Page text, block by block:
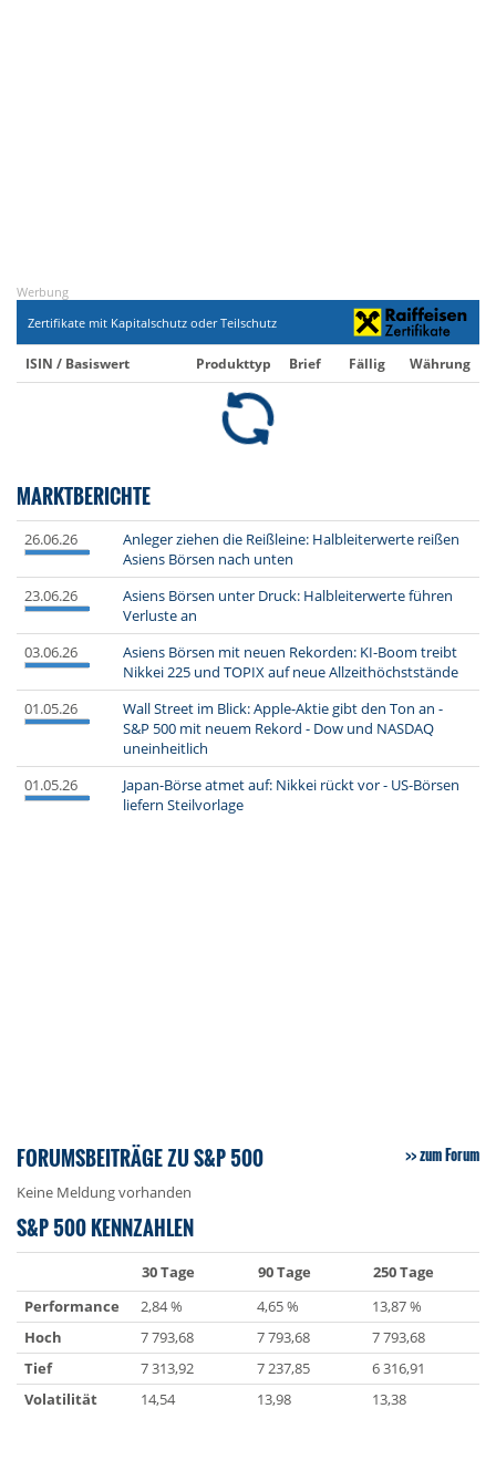
Werbung
Zertifikate mit Kapitalschutz oder Teilschutz
ISIN / Basiswert Produkttyp Brief Fällig Währung
MARKTBERICHTE
26.06.26
Anleger ziehen die Reißleine: Halbleiterwerte reißen
Asiens Börsen nach unten
23.06.26
Asiens Börsen unter Druck: Halbleiterwerte führen
Verluste an
03.06.26
Asiens Börsen mit neuen Rekorden: KI-Boom treibt
Nikkei 225 und TOPIX auf neue Allzeithöchststände
01.05.26
Wall Street im Blick: Apple-Aktie gibt den Ton an -
S&P 500 mit neuem Rekord - Dow und NASDAQ
uneinheitlich
01.05.26
Japan-Börse atmet auf: Nikkei rückt vor - US-Börsen
liefern Steilvorlage
FORUMSBEITRÄGE ZU S&P 500 zum Forum
Keine Meldung vorhanden
S&P 500 KENNZAHLEN
30 Tage 90 Tage
250 Tage
Performance
2,84 % 4,65 %
13,87 %
Hoch
7 793,68 7 793,68
7 793,68
Tief
7 313,92 7 237,85
6 316,91
Volatilität
14,54 13,98 13,38